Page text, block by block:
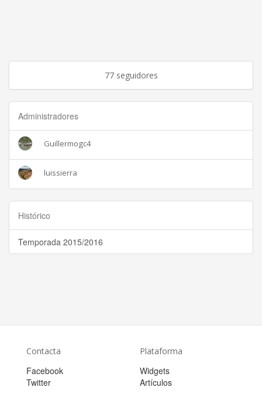
77 seguidores
Administradores
Guillermogc4
luissierra
Histórico
Temporada 2015/2016
Contacta
Facebook
Twitter
Plataforma
Widgets
Artículos